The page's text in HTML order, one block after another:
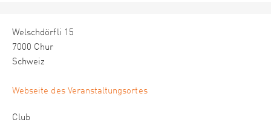
Welschdörfli 15
7000 Chur
Schweiz
Webseite des Veranstaltungsortes
Club